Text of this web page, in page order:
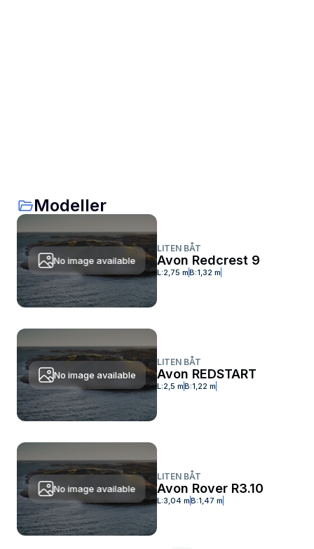
Modeller
No image available
LITEN BÅT
Avon Redcrest 9
L:2,75 mB:1,32 m
No image available
LITEN BÅT
Avon REDSTART
L:2,5 mB:1,22 m
No image available
LITEN BÅT
Avon Rover R3.10
L:3,04 mB:1,47 m